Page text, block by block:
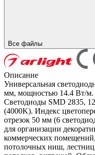
Все файлы
Описание
Универсальная
мм, мощностью 14.4 Вт/м.
Светодиоды SMD 2835,
(4000K). Индекс
отрезок 50 мм (6
для организации
коммерческих
потолочных ниш,